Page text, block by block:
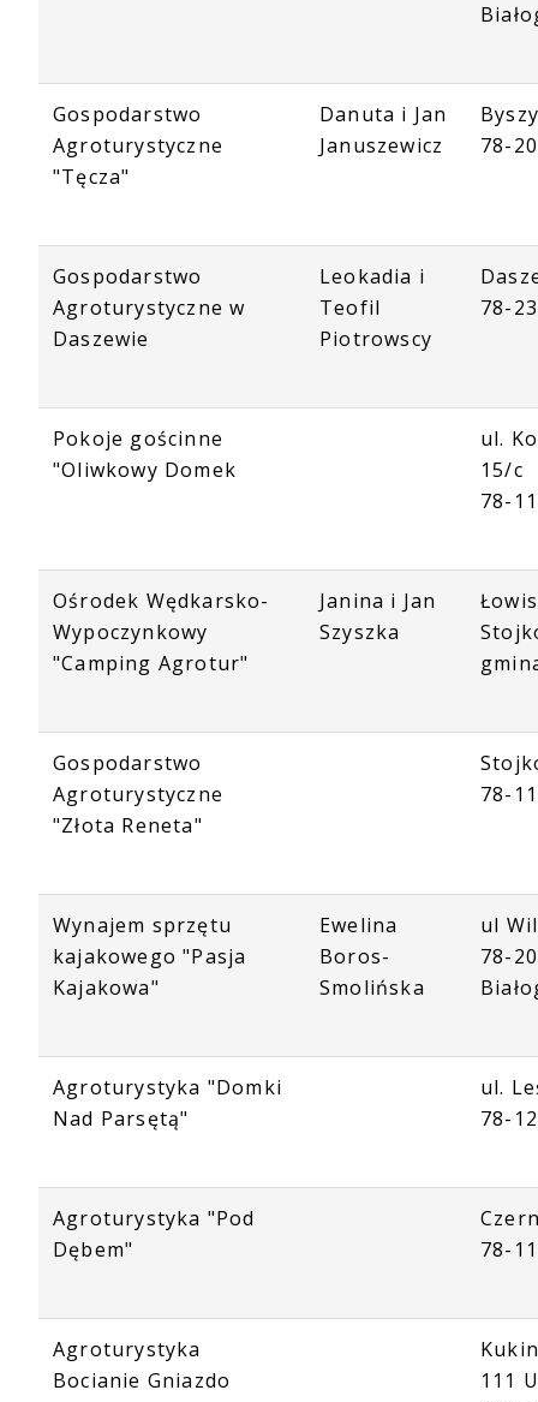
Gospodarstwo
Agroturystyczne
"Tęcza"
Danuta i Jan
Januszewicz
78-
Gospodarstwo
Agroturystyczne w
Daszewie
Leokadia i
Teofil
Piotrowscy
78-
Pokoje gościnne
"Oliwkowy Domek
ul.
15/c
78-
Ośrodek Wędkarsko-
Wypoczynkowy
"Camping Agrotur"
Janina i Jan
Szyszka
Gospodarstwo
Agroturystyczne
"Złota Reneta"
78-
Wynajem sprzętu
kajakowego "Pasja
Kajakowa"
Ewelina
Boros-
Smolińska
ul
78-
Agroturystyka "Domki
Nad Parsętą"
ul.
78-
Agroturystyka "Pod
Dębem"
78-
Agroturystyka
Bocianie Gniazdo
111